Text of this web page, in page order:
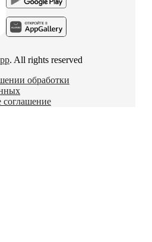
. All rights reserved
обработки
соглашение